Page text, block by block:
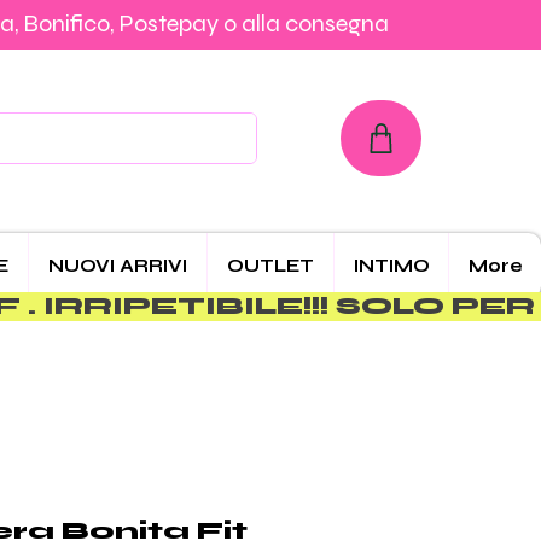
Carta, PayPal, Klarna, Bonifico, Postepay o alla consegna
Bonifico, Postepay o alla consegna
NUOVI ARRIVI OUTLET INTIMO More
Bonita Fit